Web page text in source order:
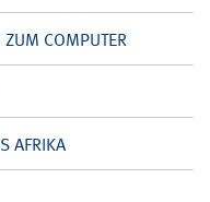
ZUM COMPUTER
AFRIKA